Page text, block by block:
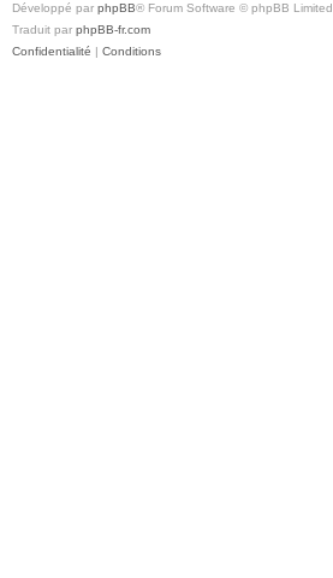
Développé par phpBB® Forum Software © phpBB Limited
Traduit par phpBB-fr.com
Confidentialité | Conditions